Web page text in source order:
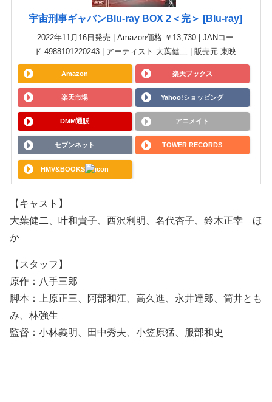
宇宙刑事ギャバンBlu-ray BOX 2＜完＞ [Blu-ray]
2022年11月16日発売 | Amazon価格:￥13,730 | JANコー
ド:4988101220243 | アーティスト:大葉健二 | 販売元:東映
Amazon 楽天ブックス
楽天市場 Yahoo!ショッピング
DMM通販 アニメイト
セブンネット TOWER RECORDS
HMV&BOOKS
【キャスト】
大葉健二、叶和貴子、西沢利明、名代杏子、鈴木正幸 ほ
か
【スタッフ】
原作：八手三郎
脚本：上原正三、阿部和江、高久進、永井達郎、筒井とも
み、林強生
監督：小林義明、田中秀夫、小笠原猛、服部和史